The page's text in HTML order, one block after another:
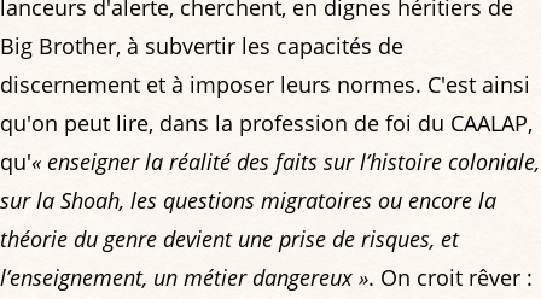
lanceurs d'alerte, cherchent, en dignes héritiers de
Big Brother, à subvertir les capacités de
discernement et à imposer leurs normes. C'est ainsi
qu'on peut lire, dans la profession de foi du CAALAP,
qu'« enseigner la réalité des faits sur l’histoire coloniale,
sur la Shoah, les questions migratoires ou encore la
théorie du genre devient une prise de risques, et
l’enseignement, un métier dangereux ». On croit rêver :